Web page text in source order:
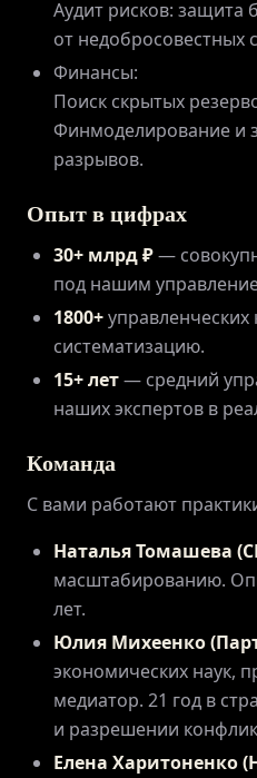
Аудит рисков: защита
от недобросовестных
Финансы:
Поиск скрытых
Финмоделирование и
разрывов.
Опыт в цифрах
30+ млрд ₽—
под нашим
1800+
систематизацию.
15+ лет— средний
наших экспертов в
Команда
С вами работают
Наталья Томашева
масштабированию.
лет.
Юлия Михеенко
экономических наук,
медиатор. 21 год в
и разрешении
Елена Харитоненко